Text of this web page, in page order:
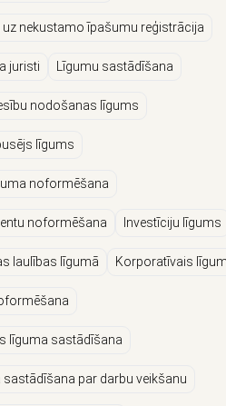
uz nekustamo īpašumu reģistrācija
juristi Līgumu sastādīšana
nodošanas līgums
līgums
noformēšana
noformēšana Investīciju līgums
laulības līgumā Korporatīvais
līguma sastādīšana
sastādīšana par darbu veikšanu